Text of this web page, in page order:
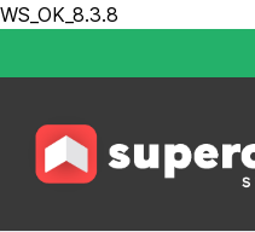
WS_OK_8.3.8